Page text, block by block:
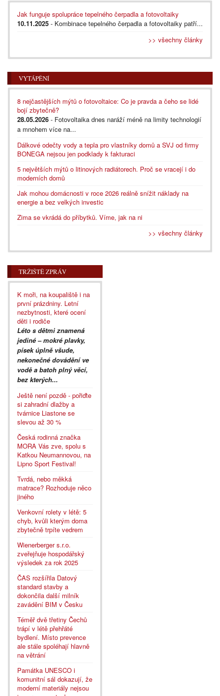
Jak funguje spolupráce tepelného čerpadla a fotovoltaiky
10.11.2025 - Kombinace tepelného čerpadla a fotovoltaiky patří...
>> všechny články
VYTÁPĚNÍ
8 nejčastějších mýtů o fotovoltaice: Co je pravda a čeho se lidé
bojí zbytečně?
28.05.2026 - Fotovoltaika dnes naráží méně na limity technologií
a mnohem více na...
Dálkové odečty vody a tepla pro vlastníky domů a SVJ od firmy
BONEGA nejsou jen podklady k fakturaci
5 největších mýtů o litinových radiátorech. Proč se vracejí i do
moderních domů
Jak mohou domácnosti v roce 2026 reálně snížit náklady na
energie a bez velkých investic
Zima se vkrádá do příbytků. Víme, jak na ni
>> všechny články
TRŽIŠTĚ ZPRÁV
K moři, na koupaliště i na
první prázdniny. Letní
nezbytnosti, které ocení
děti i rodiče
Léto s dětmi znamená
jediné – mokré plavky,
písek úplně všude,
nekonečné dovádění ve
vodě a batoh plný věcí,
bez kterých...
Ještě není pozdě - pořiďte
si zahradní dlažby a
tvárnice Liastone se
slevou až 30 %
Česká rodinná značka
MORA Vás zve, spolu s
Katkou Neumannovou, na
Lipno Sport Festival!
Tvrdá, nebo měkká
matrace? Rozhoduje něco
jiného
Venkovní rolety v létě: 5
chyb, kvůli kterým doma
zbytečně trpíte vedrem
Wienerberger s.r.o.
zveřejňuje hospodářský
výsledek za rok 2025
ČAS rozšířila Datový
standard stavby a
dokončila další milník
zavádění BIM v Česku
Téměř dvě třetiny Čechů
trápí v létě přehřáté
bydlení. Místo prevence
ale stále spoléhají hlavně
na větrání
Památka UNESCO i
komunitní sál dokazují, že
moderní materiály nejsou